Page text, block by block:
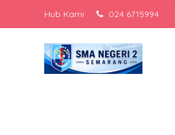
Hub Kami 024 6715994